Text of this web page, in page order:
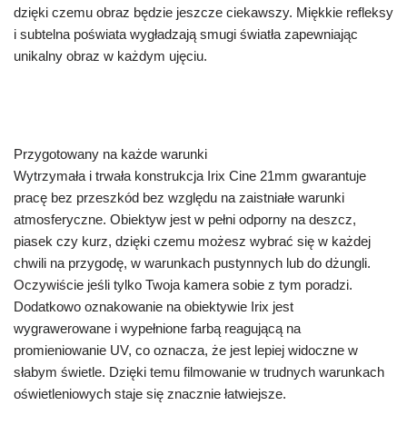
dzięki czemu obraz będzie jeszcze ciekawszy. Miękkie refleksy
i subtelna poświata wygładzają smugi światła zapewniając
unikalny obraz w każdym ujęciu.
Przygotowany na każde warunki
Wytrzymała i trwała konstrukcja Irix Cine 21mm gwarantuje
pracę bez przeszkód bez względu na zaistniałe warunki
atmosferyczne. Obiektyw jest w pełni odporny na deszcz,
piasek czy kurz, dzięki czemu możesz wybrać się w każdej
chwili na przygodę, w warunkach pustynnych lub do dżungli.
Oczywiście jeśli tylko Twoja kamera sobie z tym poradzi.
Dodatkowo oznakowanie na obiektywie Irix jest
wygrawerowane i wypełnione farbą reagującą na
promieniowanie UV, co oznacza, że jest lepiej widoczne w
słabym świetle. Dzięki temu filmowanie w trudnych warunkach
oświetleniowych staje się znacznie łatwiejsze.